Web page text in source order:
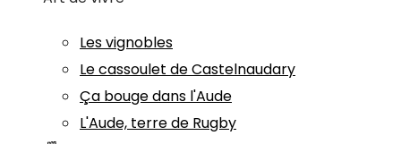
Les vignobles
Le cassoulet de Castelnaudary
Ça bouge dans l'Aude
L'Aude, terre de Rugby